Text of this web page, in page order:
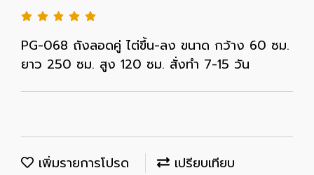
PG-068 ถังลอดคู่ ไต่ขึ้น-ลง ขนาด กว้าง 60 ซม.
ยาว 250 ซม. สูง 120 ซม. สั่งทำ 7-15 วัน
เพิ่มรายการโปรด
เปรียบเทียบ